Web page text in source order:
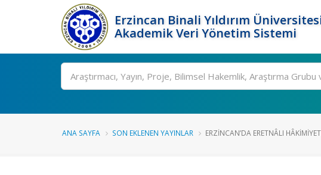
Erzincan Binali Yıldırım
Akademik Veri Yönetim Sistemi
Ara
ANA SAYFA SON EKLENEN YAYINLAR ERZINCAN’DA ERETNÂLI